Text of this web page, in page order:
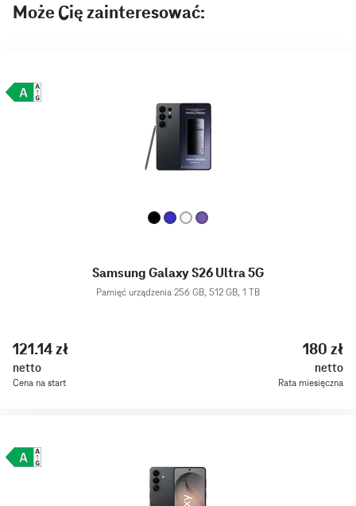
Może Cię zainteresować:
Samsung Galaxy S26 Ultra 5G
Pamięć urządzenia 256 GB, 512 GB, 1 TB
121.14 zł
netto
Cena na start
180 zł
netto
Rata miesięczna